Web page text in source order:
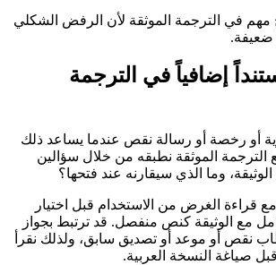
مهم في الترجمة الموثقة لأن الرفض الشكلي
ضعيفة.
إضافياً في الترجمة
أو رخصة أو رسالة نقص عندما يساعد ذلك
الترجمة الموثقة نطبقه من خلال سؤالين
وما الذي سيقارنه عند فتحها؟
قراءة الغرض من الاستخدام قبل اختيار
مع الوثيقة كنص منفصل. قد ترتبط بجواز
نقص أو موعد أو تصديق سابق، ولذلك نقرأ
صياغة النسخة العربية.